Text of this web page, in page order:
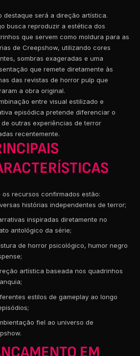
destaque será a direção artística.
busca reproduzir a estética dos
que servem como moldura para as
de Creepshow, utilizando cores
sombras exageradas e uma
que remete diretamente às
das revistas de horror pulp que
a obra original.
entre visual estilizado e
episódica pretende diferenciar o
de outras experiências de terror
recentemente.
os recursos confirmados estão:
histórias independentes de terror;
inspiradas diretamente no
antológico da série;
de horror psicológico, humor negro
artística baseada nos quadrinhos
estilos de gameplay ao longo
fiel ao universo de
EM